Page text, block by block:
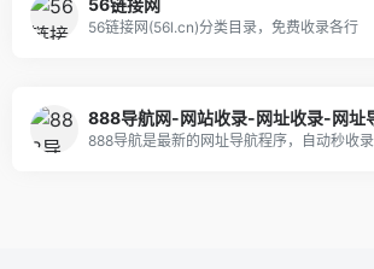
56链接网
56链接网(56l.cn)分类目录，免费收录各行
888导航是最新的网址导航程序，自动秒收